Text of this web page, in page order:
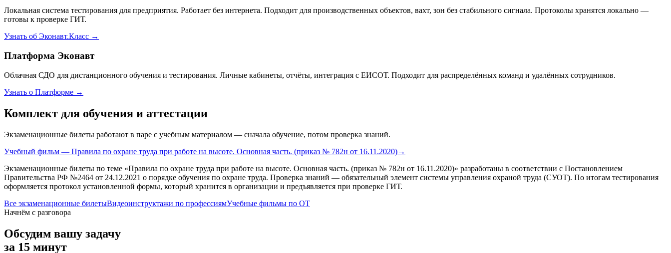
Локальная система тестирования для предприятия. Работает без интернета. Подходит для производственных объектов, вахт, зон без стабильного сигнала. Протоколы хранятся локально —
готовы к проверке ГИТ.
Узнать об Эконавт.Класс →
Платформа Эконавт
Облачная СДО для дистанционного обучения и тестирования. Личные кабинеты, отчёты, интеграция с ЕИСОТ. Подходит для распределённых команд и удалённых сотрудников.
Узнать о Платформе →
Комплект для обучения и аттестации
Экзаменационные билеты работают в паре с учебным материалом — сначала обучение, потом проверка знаний.
Учебный фильм — Правила по охране труда при работе на высоте. Основная часть. (приказ № 782н от 16.11.2020)→
Экзаменационные билеты по теме «Правила по охране труда при работе на высоте. Основная часть. (приказ № 782н от 16.11.2020)» разработаны в соответствии с Постановлением
Правительства РФ №2464 от 24.12.2021 о порядке обучения по охране труда. Проверка знаний — обязательный элемент системы управления охраной труда (СУОТ). По итогам тестирования
оформляется протокол установленной формы, который хранится в организации и предъявляется при проверке ГИТ.
Все экзаменационные билетыВидеоинструктажи по профессиямУчебные фильмы по ОТ
Начнём с разговора
Обсудим вашу задачу
за 15 минут